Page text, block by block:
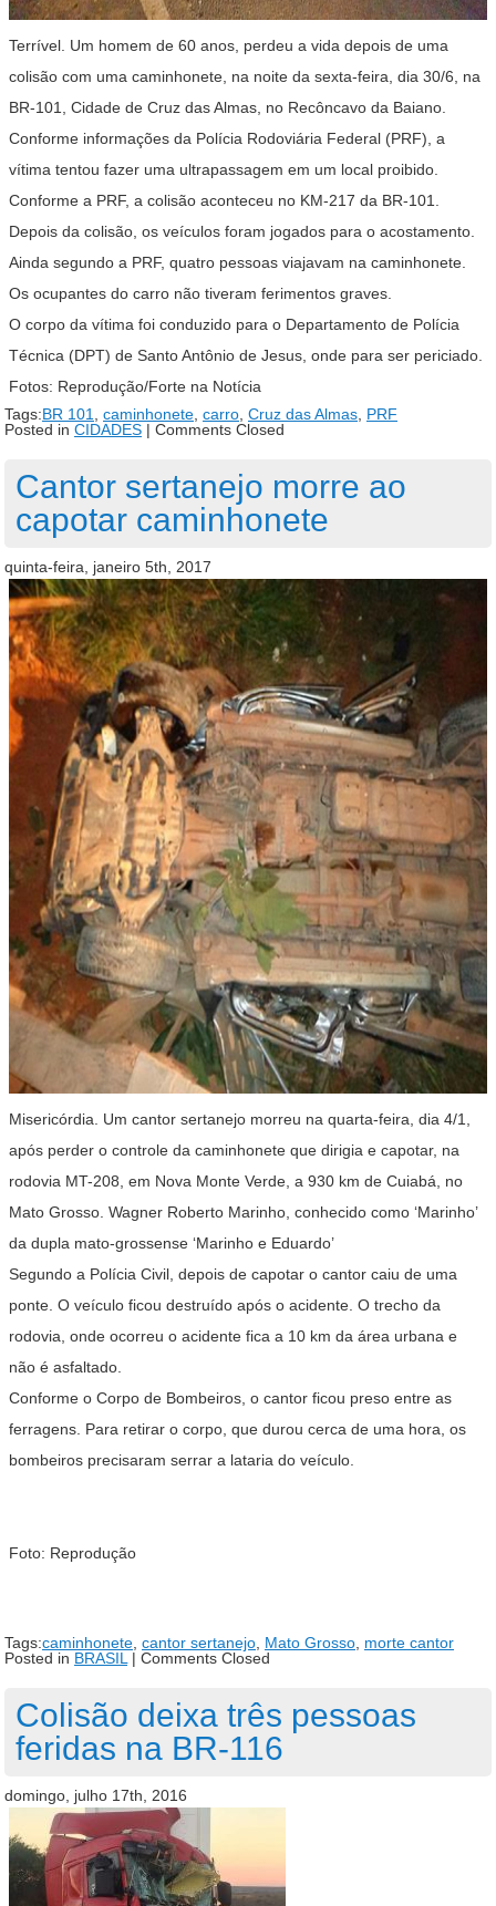
Terrível. Um homem de 60 anos, perdeu a vida depois de uma
colisão com uma caminhonete, na noite da sexta-feira, dia 30/6, na
BR-101, Cidade de Cruz das Almas, no Recôncavo da Baiano.
Conforme informações da Polícia Rodoviária Federal (PRF), a
vítima tentou fazer uma ultrapassagem em um local proibido.
Conforme a PRF, a colisão aconteceu no KM-217 da BR-101.
Depois da colisão, os veículos foram jogados para o acostamento.
Ainda segundo a PRF, quatro pessoas viajavam na caminhonete.
Os ocupantes do carro não tiveram ferimentos graves.
O corpo da vítima foi conduzido para o Departamento de Polícia
Técnica (DPT) de Santo Antônio de Jesus, onde para ser periciado.
Fotos: Reprodução/Forte na Notícia
Tags:BR 101 caminhonete carro Cruz das Almas PRF
Posted in CIDADES | Comments Closed
Cantor sertanejo morre ao
capotar caminhonete
quinta-feira, janeiro 5th, 2017
Misericórdia. Um cantor sertanejo morreu na quarta-feira, dia 4/1,
após perder o controle da caminhonete que dirigia e capotar, na
rodovia MT-208, em Nova Monte Verde, a 930 km de Cuiabá, no
Mato Grosso. Wagner Roberto Marinho, conhecido como ‘Marinho’
da dupla mato-grossense ‘Marinho e Eduardo’
Segundo a Polícia Civil, depois de capotar o cantor caiu de uma
ponte. O veículo ficou destruído após o acidente. O trecho da
rodovia, onde ocorreu o acidente fica a 10 km da área urbana e
não é asfaltado.
Conforme o Corpo de Bombeiros, o cantor ficou preso entre as
ferragens. Para retirar o corpo, que durou cerca de uma hora, os
bombeiros precisaram serrar a lataria do veículo.
Foto: Reprodução
Tags:caminhonete cantor sertanejo Mato Grosso morte cantor
Posted in BRASIL | Comments Closed
Colisão deixa três pessoas
feridas na BR-116
domingo, julho 17th, 2016